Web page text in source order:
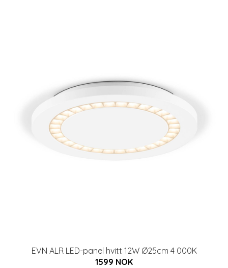
EVN ALR LED-panel hvitt 12W Ø25cm 4 000K
1599 NOK